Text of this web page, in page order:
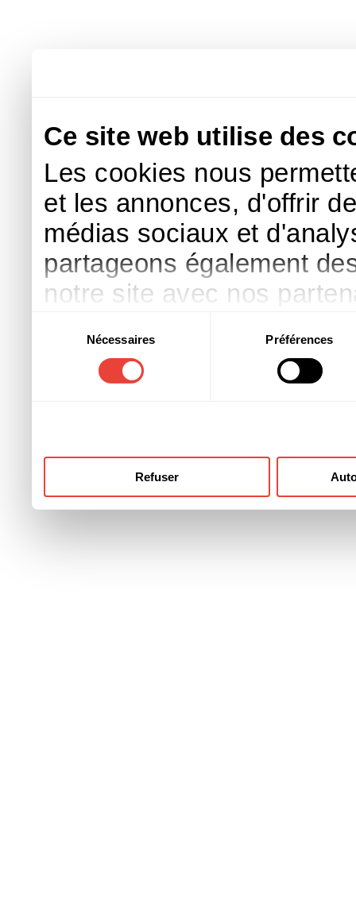
Ce site web utilise des
Les cookies nous
et les annonces, d'offrir
médias sociaux et
partageons également
notre site avec nos
d'autres informations
ont collectées lors de
consentement
Nécessaires Préférences
Refuser